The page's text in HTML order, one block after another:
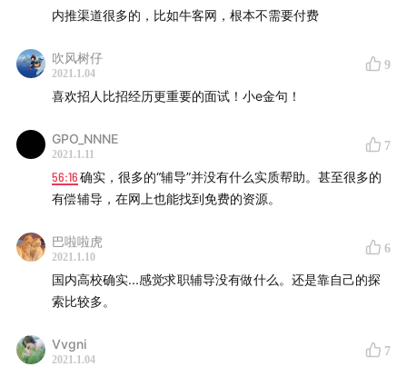
在面试中暗中观察：招人还是招经历？
72:50 我们所期待的实习
【Mentioned】
《财经》杂志独家调查：谁在编织大学生有偿实习暗网
【微信听友群
internsoflife）加入听友群～
【播客微博】播客实习生活
如果你也想来做客分享自己的实习故事，欢迎积极联系我
内推渠道很多的，比如牛客网，根本不需要付费
吹风树仔
2021.1.04
9
喜欢招人比招经历更重要的面试！小e金句！
GPO_NNNE
2021.1.11
7
56:16确实，很多的“辅导”并没有什么实质帮助。甚至很多的
有偿辅导，在网上也能找到免费的资源。
巴啦啦虎
2021.1.10
6
国内高校确实...感觉求职辅导没有做什么。还是靠自己的探
索比较多。
Vvgni
2021.1.04
7